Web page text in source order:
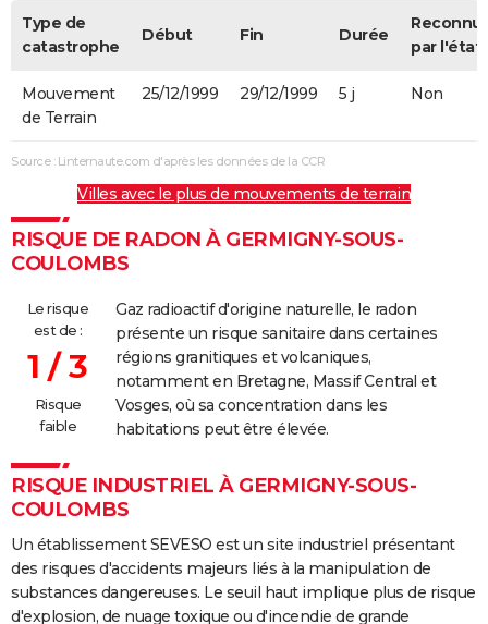
Type de
catastrophe
Début Fin Durée
par l'état
Mouvement
de Terrain
25/12/1999 29/12/1999 5 j Non
Source : Linternaute.com d'après les données de la CCR
Villes avec le plus de mouvements de terrain
RISQUE DE RADON À GERMIGNY-SOUS-
COULOMBS
Le risque
est de :
1 / 3
Risque
faible
Gaz radioactif d'origine naturelle, le radon
présente un risque sanitaire dans certaines
régions granitiques et volcaniques,
notamment en Bretagne, Massif Central et
Vosges, où sa concentration dans les
habitations peut être élevée.
RISQUE INDUSTRIEL À GERMIGNY-SOUS-
COULOMBS
Un établissement SEVESO est un site industriel présentant
des risques d'accidents majeurs liés à la manipulation de
substances dangereuses. Le seuil haut implique plus de risque
d'explosion, de nuage toxique ou d'incendie de grande